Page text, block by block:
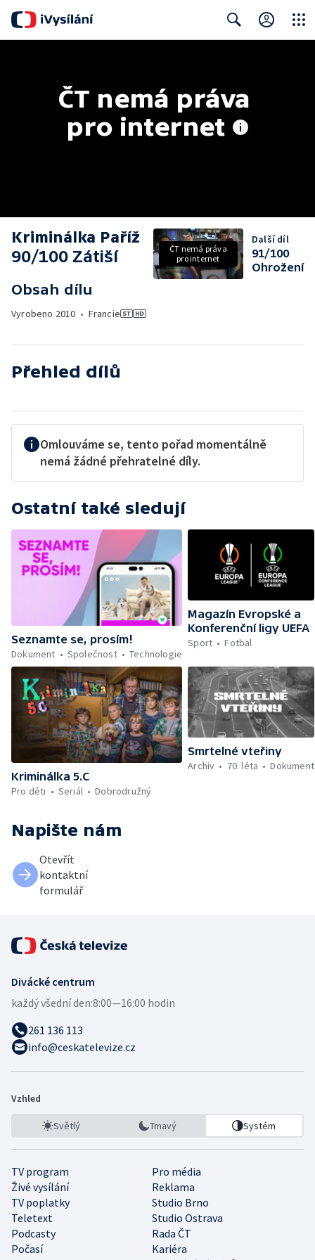
ČT nemá práva
pro internet
Kriminálka Paříž
90/100 Zátiší
Obsah dílu
Vyrobeno 2010 • Francie
ČT nemá práva
pro internet
Další díl
91/100
Ohrožení
Přehled dílů
Omlouváme se, tento pořad momentálně
nemá žádné přehratelné díly.
Ostatní také sledují
Seznamte se, prosím!
Dokument
Společnost Technologie
Magazín Evropské a
Konferenční ligy UEFA
Sport
Fotbal
Kriminálka 5.C
Pro děti
Seriál Dobrodružný
Smrtelné vteřiny
Archiv
70. léta Dokument
Napište nám
Otevřít
kontaktní
formulář
Divácké centrum
každý všední den:8:00—16:00 hodin
261 136 113
info@ceskatelevize.cz
Vzhled
Světlý Tmavý Systém
TV program
Pro média
Živé vysílání
Reklama
TV poplatky
Studio Brno
Teletext
Studio Ostrava
Podcasty
Rada ČT
Počasí
Kariéra